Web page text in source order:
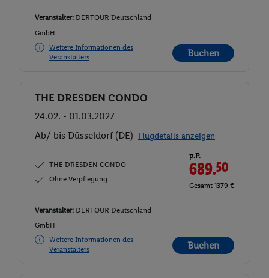
Veranstalter: DERTOUR Deutschland
GmbH
Weitere Informationen des
Veranstalters
Buchen
Buchen
THE DRESDEN CONDO
24.02. - 01.03.2027
Ab/ bis Düsseldorf (DE) Flugdetails anzeigen
THE DRESDEN CONDO
Ohne Verpflegung
p.P.
689.50
Gesamt 1379 €
Veranstalter: DERTOUR Deutschland
GmbH
Weitere Informationen des
Veranstalters
Buchen